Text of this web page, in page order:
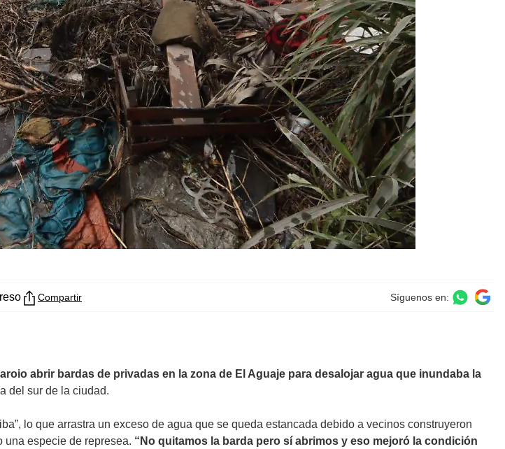
Compartir Síguenos en:
abrir bardas de privadas en la zona de El Aguaje para desalojar agua que inundaba la
del sur de la ciudad.
lo que arrastra un exceso de agua que se queda estancada debido a vecinos construyeron
una especie de represea. “No quitamos la barda pero sí abrimos y eso mejoró la condición